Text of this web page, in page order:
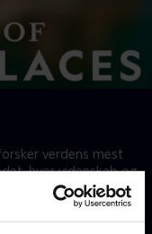
verdens mest
hvor videnskab og